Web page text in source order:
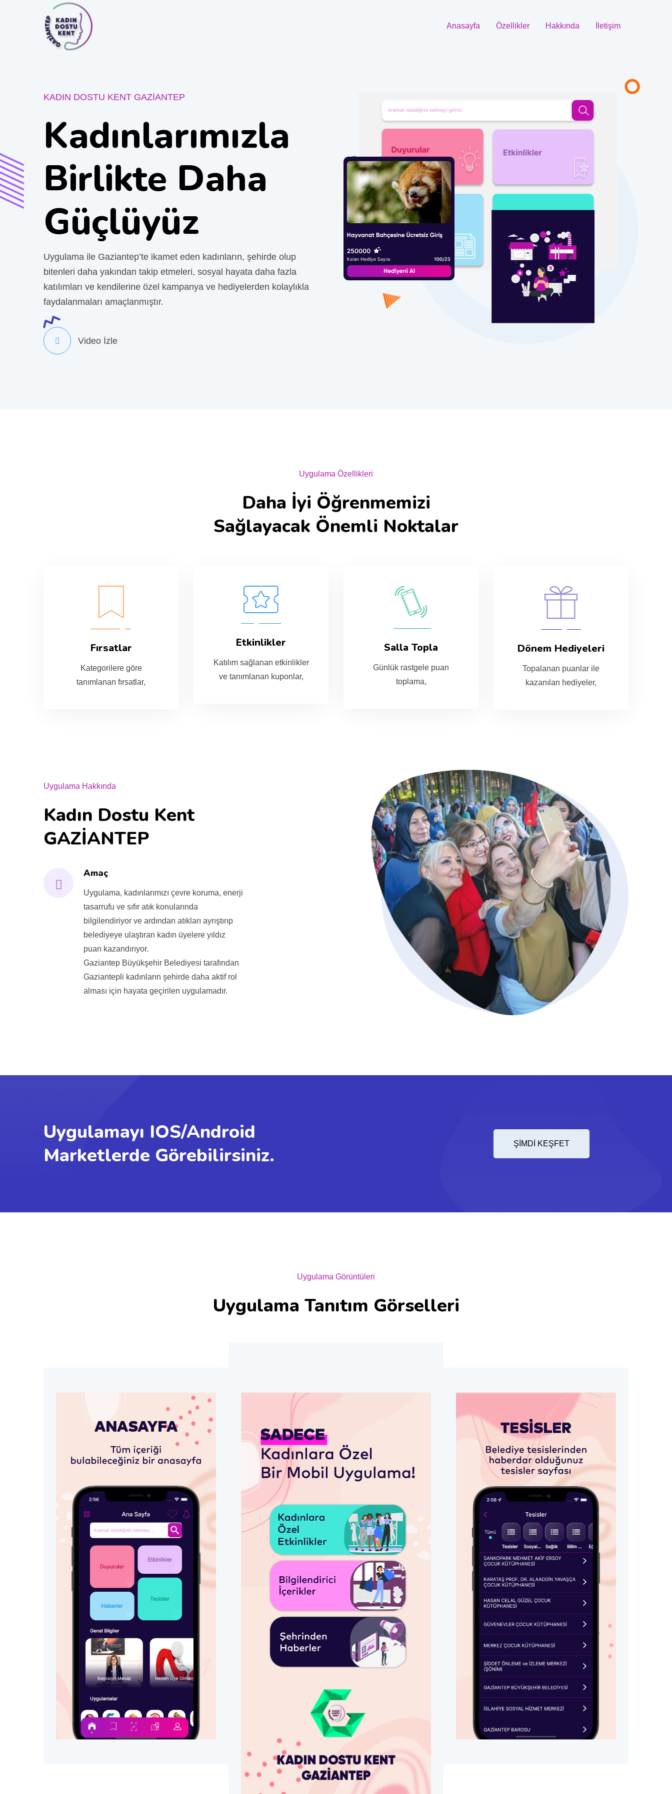
Anasayfa Özellikler Hakkında İletişim
KADIN DOSTU KENT GAZİANTEP
Kadınlarımızla
Birlikte Daha
Güçlüyüz
Uygulama ile Gaziantep’te ikamet eden kadınların, şehirde olup
bitenleri daha yakından takip etmeleri, sosyal hayata daha fazla
katılımları ve kendilerine özel kampanya ve hediyelerden kolaylıkla
faydalanmaları amaçlanmıştır.
Video İzle
Uygulama Özellikleri
Daha İyi Öğrenmemizi
Sağlayacak Önemli Noktalar
Fırsatlar
Kategorilere göre
tanımlanan fırsatlar,
Etkinlikler
Katılım sağlanan etkinlikler
ve tanımlanan kuponlar,
Salla Topla
Günlük rastgele puan
toplama,
Dönem Hediyeleri
Topalanan puanlar ile
kazanılan hediyeler,
Uygulama Hakkında
Kadın Dostu Kent
GAZİANTEP
Amaç
Uygulama, kadınlarımızı çevre koruma, enerji
tasarrufu ve sıfır atık konularında
bilgilendiriyor ve ardından atıkları ayrıştırıp
belediyeye ulaştıran kadın üyelere yıldız
puan kazandırıyor.
Gaziantep Büyükşehir Belediyesi tarafından
Gaziantepli kadınların şehirde daha aktif rol
alması için hayata geçirilen uygulamadır.
Uygulamayı IOS/Android
Marketlerde Görebilirsiniz.
ŞİMDİ KEŞFET
Uygulama Görüntüleri
Uygulama Tanıtım Görselleri